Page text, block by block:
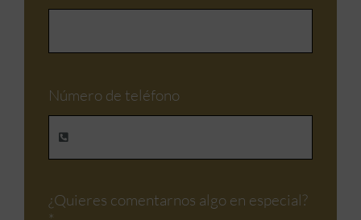
Número de teléfono
¿Quieres comentarnos algo en especial?